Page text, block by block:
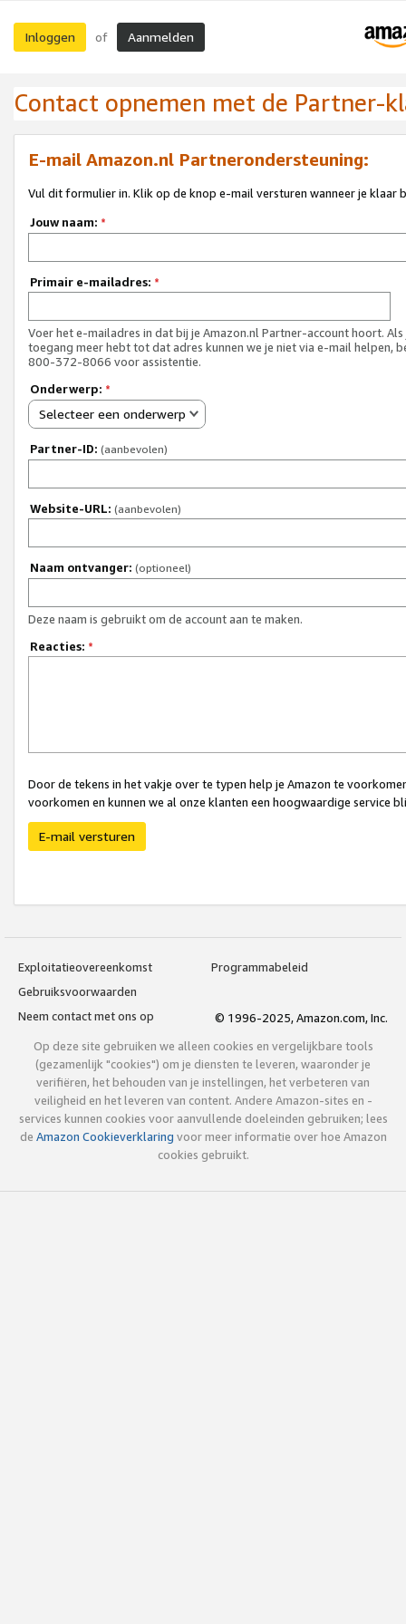
Inloggen of Aanmelden
Contact opnemen met de Partner-
E-mail Amazon.nl Partnerondersteuning:
Vul dit formulier in. Klik op de knop e-mail versturen wanneer je klaar
Jouw naam: *
Primair e-mailadres: *
Voer het e-mailadres in dat bij je Amazon.nl Partner-account hoort. Als
toegang meer hebt tot dat adres kunnen we je niet via e-mail helpen,
800-372-8066 voor assistentie.
Onderwerp: *
Selecteer een onderwerp
Partner-ID: (aanbevolen)
Website-URL: (aanbevolen)
Naam ontvanger: (optioneel)
Deze naam is gebruikt om de account aan te maken.
Reacties: *
Door de tekens in het vakje over te typen help je Amazon te
voorkomen en kunnen we al onze klanten een hoogwaardige service
E-mail versturen
Exploitatieovereenkomst
Programmabeleid
Gebruiksvoorwaarden
Neem contact met ons op
© 1996-2025, Amazon.com, Inc.
Op deze site gebruiken we alleen cookies en vergelijkbare tools
(gezamenlijk "cookies") om je diensten te leveren, waaronder je
verifiëren, het behouden van je instellingen, het verbeteren van
veiligheid en het leveren van content. Andere Amazon-sites en -
services kunnen cookies voor aanvullende doeleinden gebruiken; lees
de Amazon Cookieverklaring voor meer informatie over hoe Amazon
cookies gebruikt.